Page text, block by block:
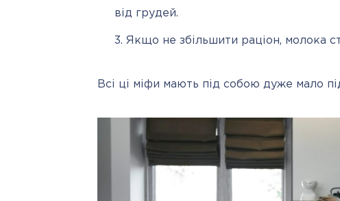
від грудей.
Якщо не збільшити раціон, молока
Всі ці міфи мають під собою дуже мало